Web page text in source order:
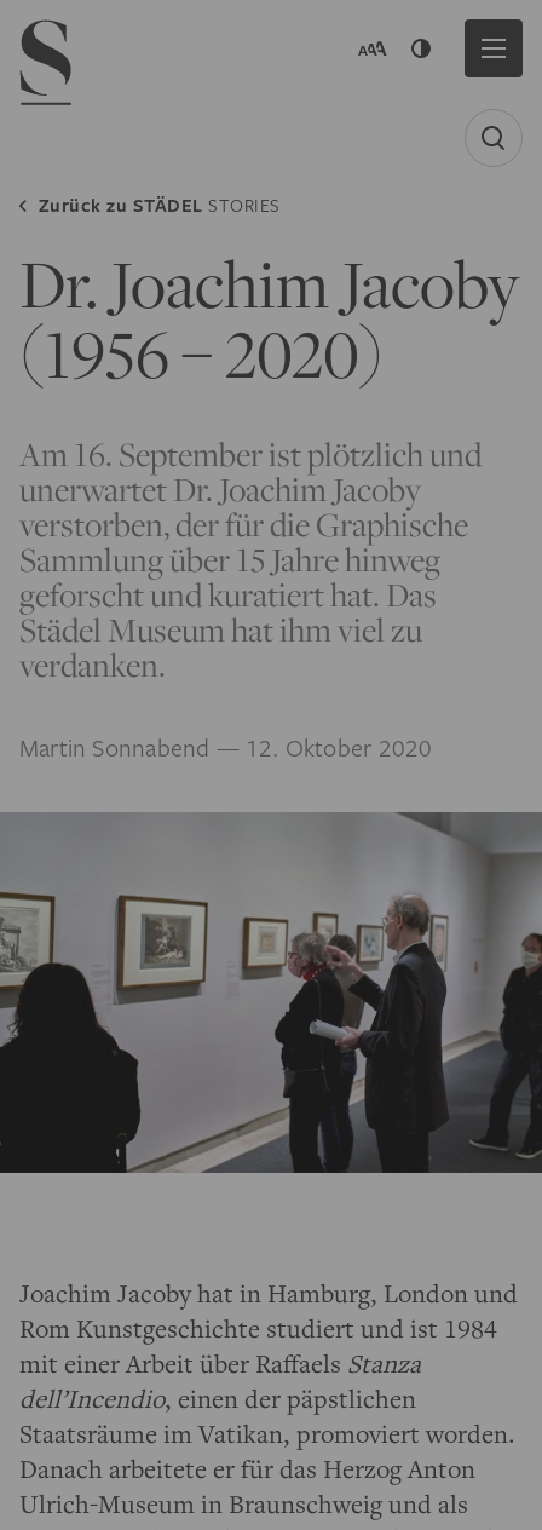
Navigation menu
Zurück zu STÄDEL STORIES
Dr. Joachim Jacoby
(1956 – 2020)
Am 16. September ist plötzlich und
unerwartet Dr. Joachim Jacoby
verstorben, der für die Graphische
Sammlung über 15 Jahre hinweg
geforscht und kuratiert hat. Das
Städel Museum hat ihm viel zu
verdanken.
Martin Sonnabend — 12. Oktober 2020
Joachim Jacoby hat in Hamburg, London und
Rom Kunstgeschichte studiert und ist 1984
mit einer Arbeit über Raffaels Stanza
dell’Incendio, einen der päpstlichen
Staatsräume im Vatikan, promoviert worden.
Danach arbeitete er für das Herzog Anton
Ulrich-Museum in Braunschweig und als